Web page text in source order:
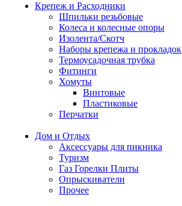
Крепеж и Расходники
Шпильки резьбовые
Колеса и колесные опоры
Изолента/Скотч
Наборы крепежа и прокладок
Термоусадочная трубка
Фитинги
Хомуты
Винтовые
Пластиковые
Перчатки
Дом и Отдых
Аксессуары для пикника
Туризм
Газ Горелки Плиты
Опрыскиватели
Прочее